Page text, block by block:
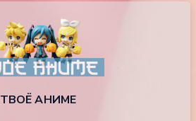
ТВОЁ АНИМЕ